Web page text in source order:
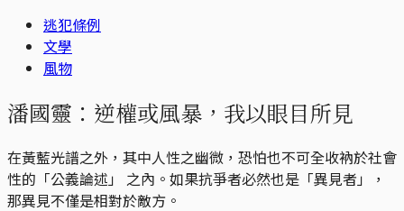
逃犯條例
文學
風物
潘國靈：逆權或風暴，我以眼目所見
在黃藍光譜之外，其中人性之幽微，恐怕也不可全收衲於社會
性的「公義論述」 之內。如果抗爭者必然也是「異見者」，
那異見不僅是相對於敵方。